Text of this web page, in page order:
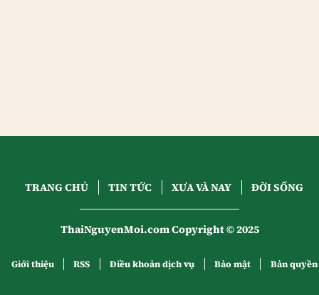
TRANG CHỦ TIN TỨC XƯA VÀ NAY ĐỜI SỐNG
ThaiNguyenMoi.com Copyright © 2025
Giới thiệu RSS Điều khoản dịch vụ Bảo mật Bản quyền